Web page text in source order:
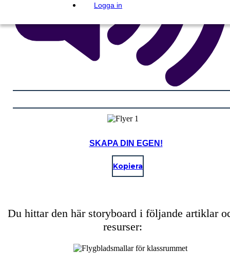
Logga in
SKAPA DIN EGEN!
Kopiera
Du hittar den här storyboard i följande artiklar
resurser: